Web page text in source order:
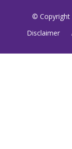
© Copyright
Disclaimer